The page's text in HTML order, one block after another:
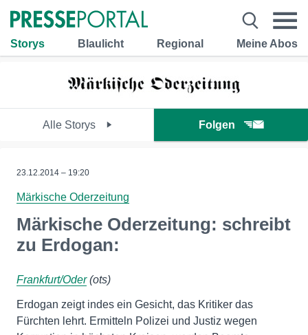
Storys Blaulicht Regional Meine Abos
Alle Storys Folgen
23.12.2014 – 19:20
Märkische Oderzeitung
Märkische Oderzeitung: schreibt
zu Erdogan:
Frankfurt/Oder(ots)
Erdogan zeigt indes ein Gesicht, das Kritiker das
Fürchten lehrt. Ermitteln Polizei und Justiz wegen